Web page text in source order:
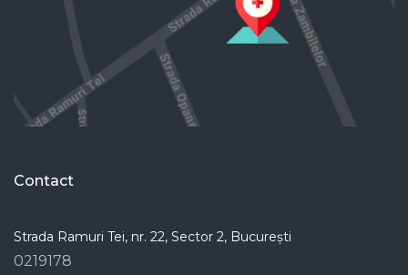
Contact
Strada Ramuri Tei, nr. 22, Sector 2, București
0219178